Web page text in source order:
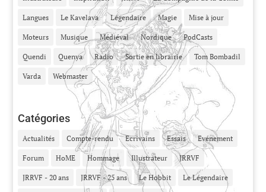
Langues Le Kavelava Légendaire Magie Mise à jour
Moteurs Musique Médiéval Nordique PodCasts
Quendi Quenya Radio Sortie en librairie Tom Bombadil
Varda Webmaster
Catégories
Actualités Compte-rendu Ecrivains Essais Evénement
Forum HoME Hommage Illustrateur JRRVF
JRRVF - 20 ans JRRVF - 25 ans Le Hobbit Le Légendaire